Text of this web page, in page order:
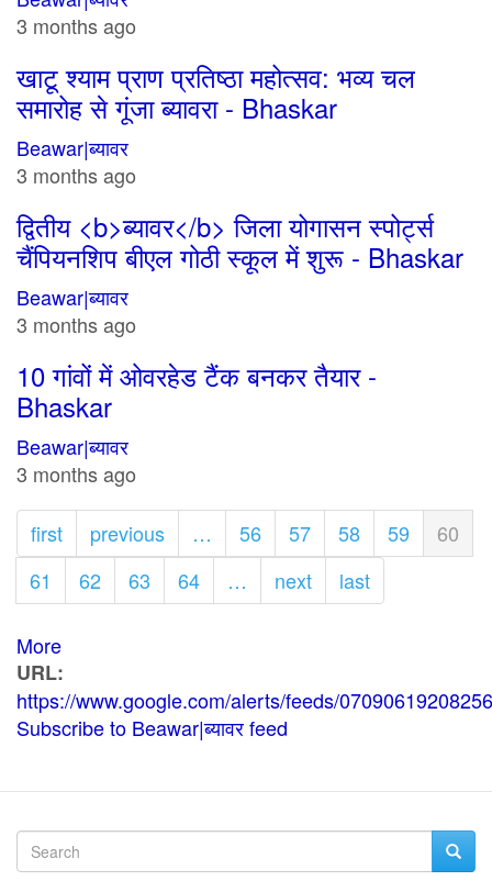
3 months ago
खाटू श्याम प्राण प्रतिष्ठा महोत्सव: भव्य चल
समारोह से गूंजा ब्यावरा - Bhaskar
Beawar|ब्यावर
3 months ago
द्वितीय <b>ब्यावर</b> जिला योगासन स्पोर्ट्स
चैंपियनशिप बीएल गोठी स्कूल में शुरू - Bhaskar
Beawar|ब्यावर
3 months ago
10 गांवों में ओवरहेड टैंक बनकर तैयार -
Bhaskar
Beawar|ब्यावर
3 months ago
Pagination
First
page
first
Previous
page
previous … Page
56 Page
57 Page
58 Page
59
page
60
Page
61 Page
62 Page
63 Page
64 …
Next
page
next
Last
page
last
More
about
Beawar|
ब्यावर
URL
https://www.google.com/alerts/feeds/
Subscribe to Beawar|ब्यावर feed
Search
Search